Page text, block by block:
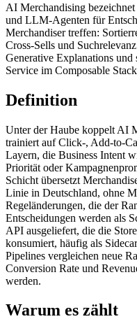
AI Merchandising
und LLM-Agenten für
Merchandiser treffen:
Cross-Sells und
Generative Explanations und
Service im Composable
Definition
Unter der Haube koppelt AI
trainiert auf Click-, Add-to-
Layern, die Business Intent
Priorität oder
Schicht übersetzt
Linie in Deutschland, ohne
Regeländerungen, die der
Entscheidungen werden als
API ausgeliefert, die die
konsumiert, häufig als
Pipelines vergleichen neue
Conversion Rate und
werden.
Warum es zählt